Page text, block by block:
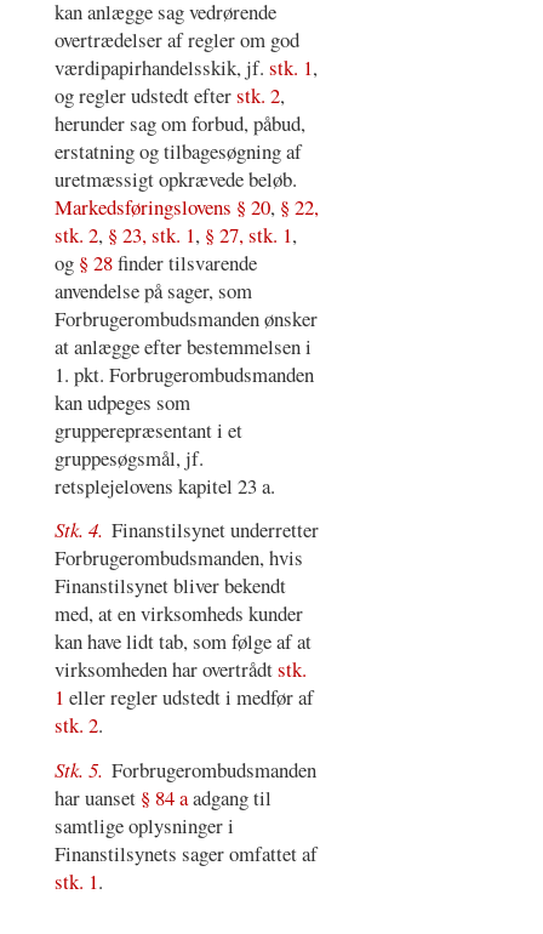
kan anlægge sag vedrørende
overtrædelser af regler om god
værdipapirhandelsskik, jf. stk. 1,
og regler udstedt efterstk. 2,
herunder sag om forbud, påbud,
erstatning og tilbagesøgning af
uretmæssigt opkrævede beløb.
Markedsføringslovens § 20, § 22,
stk. 2, § 23, stk. 1, § 27, stk. 1,
og § 28finder tilsvarende
anvendelse på sager, som
Forbrugerombudsmanden ønsker
at anlægge efter bestemmelsen i
1. pkt. Forbrugerombudsmanden
kan udpeges som
grupperepræsentant i et
gruppesøgsmål, jf.
retsplejelovens kapitel 23 a.
Stk. 4. Finanstilsynet underretter
Forbrugerombudsmanden, hvis
Finanstilsynet bliver bekendt
med, at en virksomheds kunder
kan have lidt tab, som følge af at
virksomheden har overtrådtstk.
1 eller regler udstedt i medfør af
stk. 2.
Stk. 5. Forbrugerombudsmanden
har uanset § 84 aadgang til
samtlige oplysninger i
Finanstilsynets sager omfattet af
stk. 1.